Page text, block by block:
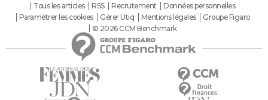
Tous les articles
RSS Recrutement
Données personnelles
Paramétrer les cookies
Gérer Utiq Mentions légales
Groupe Figaro
© 2026 CCM Benchmark